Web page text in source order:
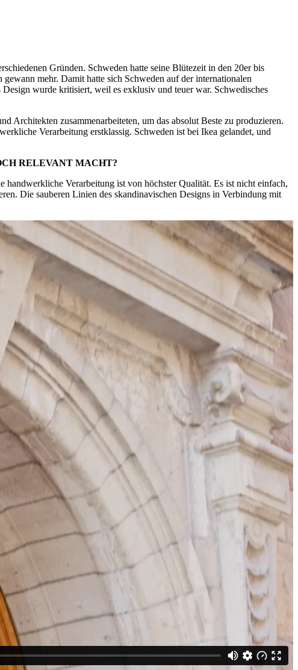
Gründen. Schweden hatte seine Blütezeit in den 20er bis
mehr. Damit hatte sich Schweden auf der internationalen
wurde kritisiert, weil es exklusiv und teuer war. Schwedisches
Architekten zusammenarbeiteten, um das absolut Beste zu produzieren.
Verarbeitung erstklassig. Schweden ist bei Ikea gelandet, und
RELEVANT MACHT?
handwerkliche Verarbeitung ist von höchster Qualität. Es ist nicht einfach,
Die sauberen Linien des skandinavischen Designs in Verbindung mit